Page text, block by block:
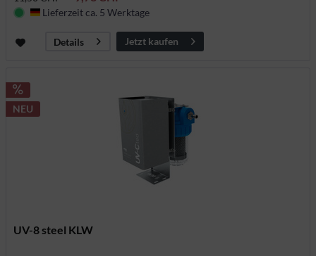
Deutschland
Lieferzeit ca. 5 Werktage
Details Jetzt kaufen
NEU
UV-8 steel KLW